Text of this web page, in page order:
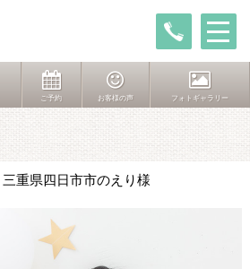
ご予約 お客様の声 フォトギャラリー
三重県四日市市のえり様